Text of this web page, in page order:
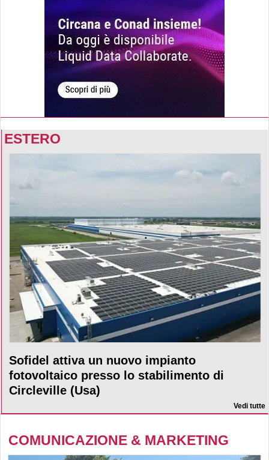
ESTERO
Sofidel attiva un nuovo impianto
fotovoltaico presso lo stabilimento di
Circleville (Usa)
Vedi tutte
COMUNICAZIONE & MARKETING